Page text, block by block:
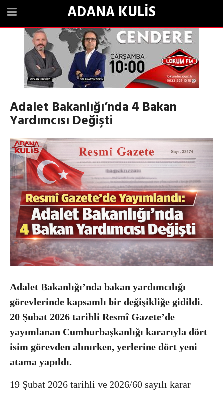
ADANA KULİS
Adalet Bakanlığı’nda 4 Bakan
Yardımcısı Değişti
Adalet Bakanlığı’nda bakan yardımcılığı
görevlerinde kapsamlı bir değişikliğe gidildi.
20 Şubat 2026 tarihli Resmî Gazete’de
yayımlanan Cumhurbaşkanlığı kararıyla dört
isim görevden alınırken, yerlerine dört yeni
atama yapıldı.
19 Şubat 2026 tarihli ve 2026/60 sayılı karar